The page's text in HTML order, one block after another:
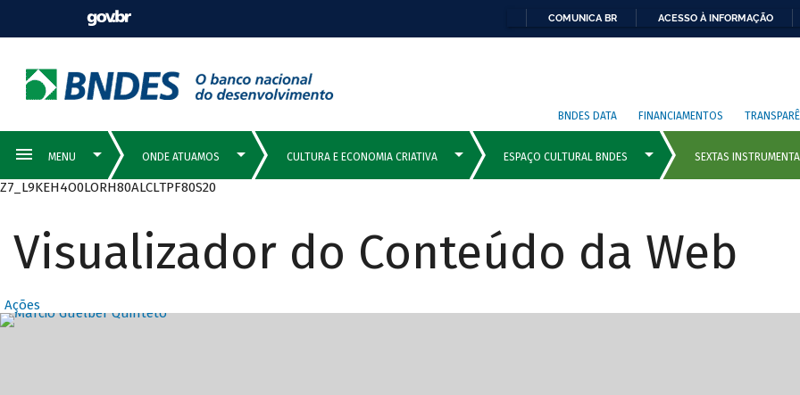
COMUNICA BR ACESSO À INFORMAÇÃO
BNDES DATA FINANCIAMENTOS
Z7_L9KEH4O0LORH80ALCLTPF80S20
Visualizador do Conteúdo da Web
Ações
Destaques Principais com